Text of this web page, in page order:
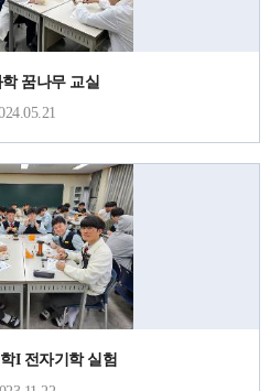
꿈나무 교실
I 전자기학 실험